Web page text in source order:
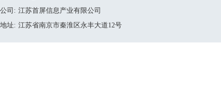
公司: 江苏首屏信息产业有限公司
地址: 江苏省南京市秦淮区永丰大道12号